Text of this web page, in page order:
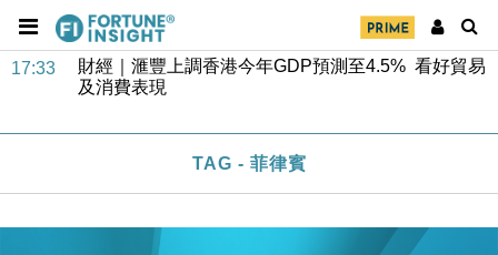
17:33
財經｜滙豐上調香港今年GDP預測至4.5% 看好貿易
及消費表現
16:47
本地｜假冒內地執法人員要求交「保證金」 43歲女子
損失近6900萬元
16:05
財經｜日經失守6.5萬點後回穩 全周仍升近2%
15:47
財經｜恒隆10月換帥 玩具「反」斗城亞洲CEO蔡德
財經｜韓股反覆波動收跌 連挫7周創逾3年最長跌勢
TAG - 菲律賓